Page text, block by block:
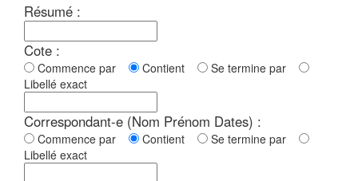
Résumé :
Cote :
Commence par Contient
Se termine par
Libellé exact
Correspondant-e (Nom Prénom Dates) :
Commence par Contient
Se termine par
Libellé exact